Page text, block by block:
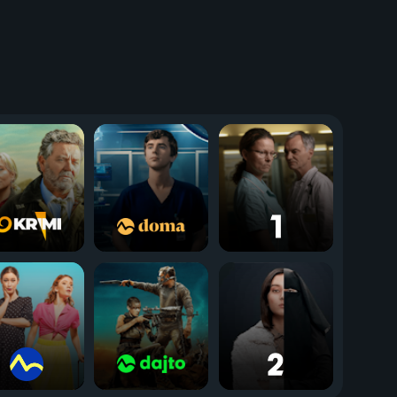
SpongeBob v kalhotách
2008-2012 | Česká republika | Krimi
48% 2 diely